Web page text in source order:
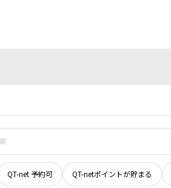
QT-net 予約可 QT-netポイントが貯まる